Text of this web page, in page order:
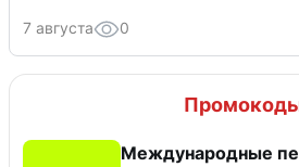
7 августа 0
Международные